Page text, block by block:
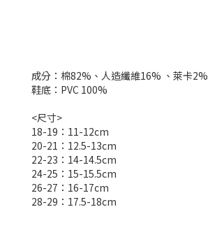
成分：棉82%、人造纖維16% 、萊卡2%
鞋底：PVC 100%
<尺寸>
18-19：11-12cm
20-21：12.5-13cm
22-23：14-14.5cm
24-25：15-15.5cm
26-27：16-17cm
28-29：17.5-18cm